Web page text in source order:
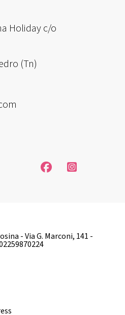
Holiday c/o
(Tn)
- Via G. Marconi, 141 -